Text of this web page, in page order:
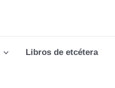
Libros de etcétera